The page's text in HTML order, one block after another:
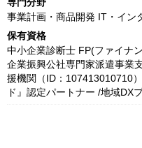
事業計画・商品開発 IT・イン
保有資格
中小企業診断士 FP(ファイナ
企業振興公社専門家派遣事業
援機関（ID：107413010710
ド』認定パートナー /地域DX